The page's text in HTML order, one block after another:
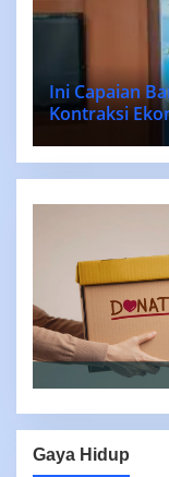
Ini Capaian
Kontraksi
Gaya Hidup